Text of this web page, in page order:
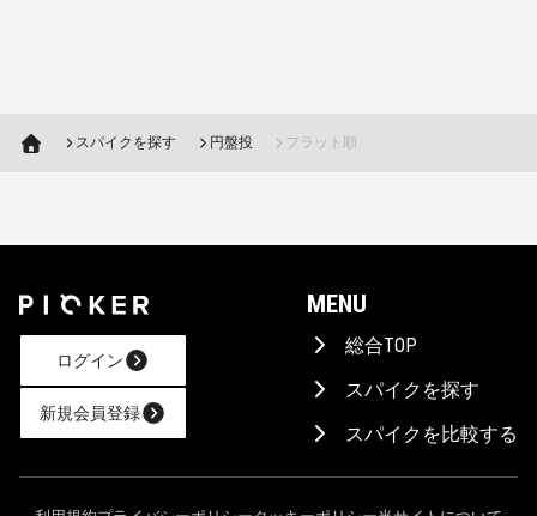
AIに相談！
スパイクを探す 円盤投 フラット順
ログイン
新規会員登録
MENU
総合TOP
スパイクを探す
スパイクを比較する